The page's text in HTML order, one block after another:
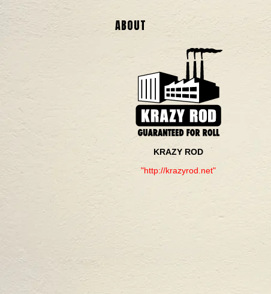
ABOUT
KRAZY ROD
"http://krazyrod.net"